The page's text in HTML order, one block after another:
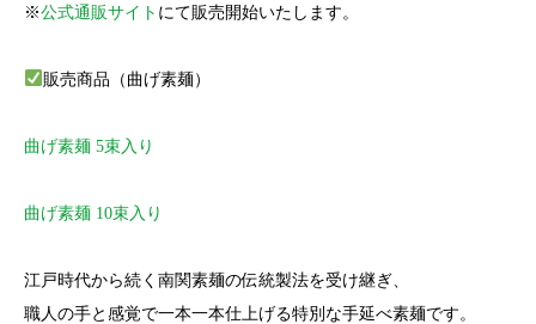
※公式通販サイト にて販売開始いたします。
販売商品（曲げ素麺）
曲げ素麺 5束入り
曲げ素麺 10束入り
江戸時代から続く南関素麺の伝統製法を受け継ぎ、
職人の手と感覚で一本一本仕上げる特別な手延べ素麺です。